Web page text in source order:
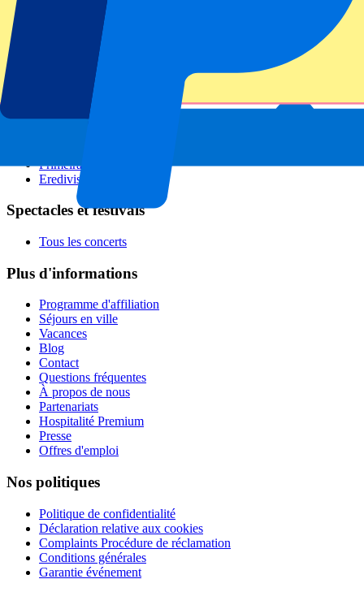
Championnats de football
Ligue des Champions
Premier League
Serie A
Primeira Liga
Eredivisie
Spectacles et festivals
Tous les concerts
Plus d'informations
Programme d'affiliation
Séjours en ville
Vacances
Blog
Contact
Questions fréquentes
À propos de nous
Partenariats
Hospitalité Premium
Presse
Offres d'emploi
Nos politiques
Politique de confidentialité
Déclaration relative aux cookies
Complaints Procédure de réclamation
Conditions générales
Garantie événement